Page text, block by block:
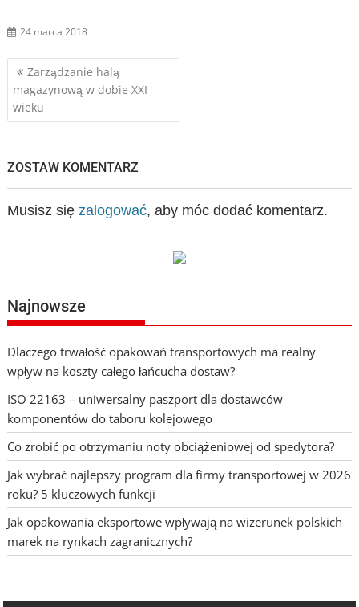
24 marca 2018
Nawigacja
wpisu
Zarządzanie halą
magazynową w dobie XXI
wieku
ZOSTAW KOMENTARZ
Musisz się zalogować, aby móc dodać komentarz.
Najnowsze
Dlaczego trwałość opakowań transportowych ma realny
wpływ na koszty całego łańcucha dostaw?
ISO 22163 – uniwersalny paszport dla dostawców
komponentów do taboru kolejowego
Co zrobić po otrzymaniu noty obciążeniowej od spedytora?
Jak wybrać najlepszy program dla firmy transportowej w 2026
roku? 5 kluczowych funkcji
Jak opakowania eksportowe wpływają na wizerunek polskich
marek na rynkach zagranicznych?